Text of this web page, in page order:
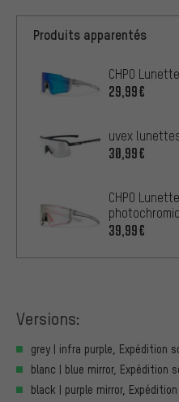
Produits apparentés
CHPO
29,99€
uvex
30,99€
CHPO
39,99€
Versions:
grey | infra purple, Expédition
blanc | blue mirror, Expédition
black | purple mirror,